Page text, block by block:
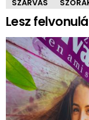
SZARVAS
Lesz